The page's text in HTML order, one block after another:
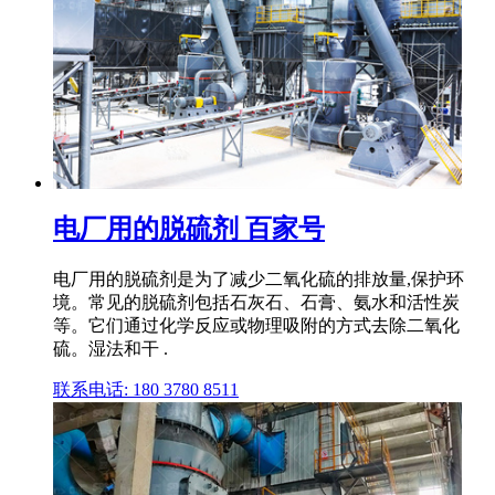
电厂用的脱硫剂 百家号
电厂用的脱硫剂是为了减少二氧化硫的排放量,保护环
境。常见的脱硫剂包括石灰石、石膏、氨水和活性炭
等。它们通过化学反应或物理吸附的方式去除二氧化
硫。湿法和干 .
联系电话: 180 3780 8511